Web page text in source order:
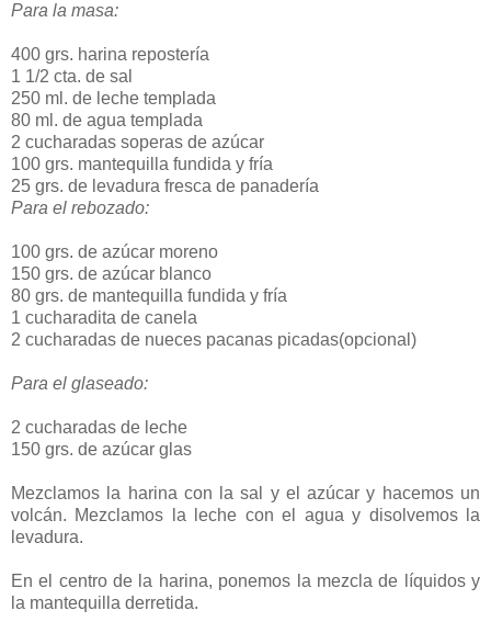
Para la masa:
400 grs. harina repostería
1 1/2 cta. de sal
250 ml. de leche templada
80 ml. de agua templada
2 cucharadas soperas de azúcar
100 grs. mantequilla fundida y fría
25 grs. de levadura fresca de panadería
Para el rebozado:
100 grs. de azúcar moreno
150 grs. de azúcar blanco
80 grs. de mantequilla fundida y fría
1 cucharadita de canela
2 cucharadas de nueces pacanas picadas(opcional)
Para el glaseado:
2 cucharadas de leche
150 grs. de azúcar glas
Mezclamos la harina con la sal y el azúcar y hacemos un
volcán. Mezclamos la leche con el agua y disolvemos la
levadura.
En el centro de la harina, ponemos la mezcla de líquidos y
la mantequilla derretida.